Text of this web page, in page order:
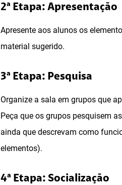
2ª Etapa: Apresentação
Apresente aos alunos os
material sugerido.
3ª Etapa: Pesquisa
Organize a sala em grupos que
Peça que os grupos pesquisem
ainda que descrevam como
elementos).
4ª Etapa: Socialização